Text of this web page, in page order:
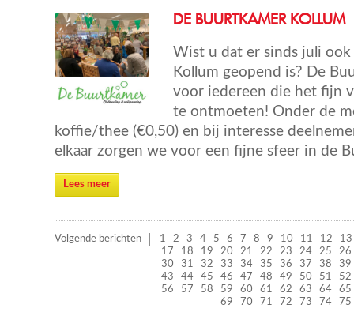
DE BUURTKAMER KOLLUM
Wist u dat er sinds juli
Kollum geopend is? De
voor iedereen die het fijn
te ontmoeten! Onder de
koffie/thee (€0,50) en bij interesse
elkaar zorgen we voor een fijne sfeer in de
Lees meer
Volgende berichten 1 2 3 4 5 6 7 8 9 10 11 12
13
17
18 19 20 21 22 23 24 25
26
30
31 32 33 34 35 36 37 38
39
43
44 45 46 47 48 49 50 51
52
56
57 58 59 60 61 62 63 64
65
69
70 71 72 73 74 75